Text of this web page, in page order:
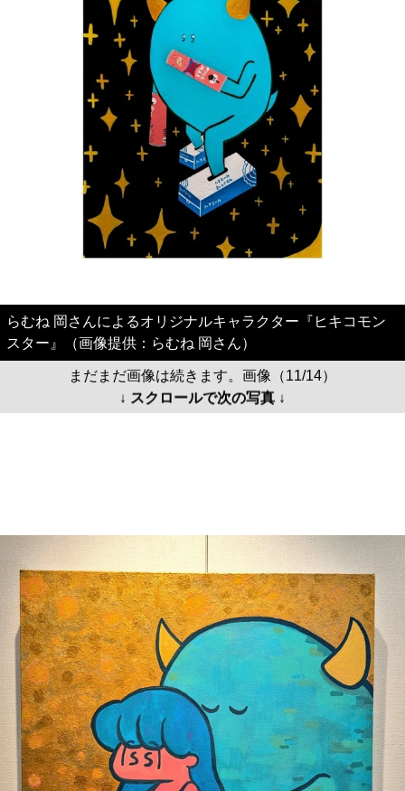
らむね 岡さんによるオリジナルキャラクター『ヒキコモン
スター』（画像提供：らむね 岡さん）
まだまだ画像は続きます。画像（11/14）
↓ スクロールで次の写真 ↓